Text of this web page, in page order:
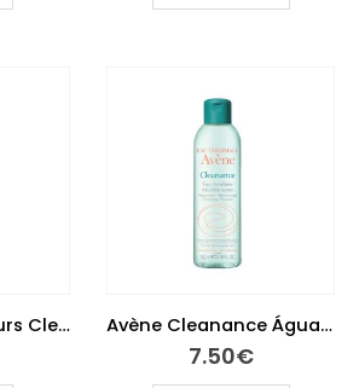
Avène Antirougeurs Clean Leite de Limpeza Refrescante 200ml Avène Cleanance Água Micelar 100ml
7.50€